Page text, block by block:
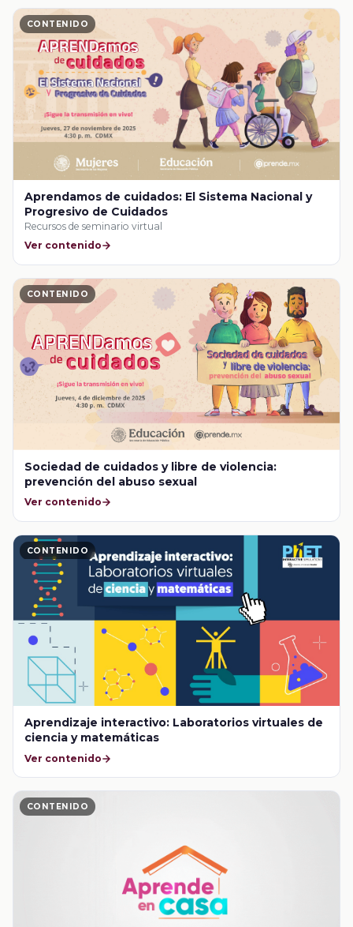
CONTENIDO
Aprendamos de cuidados: El Sistema Nacional y
Progresivo de Cuidados
Recursos de seminario virtual
Ver contenido
CONTENIDO
Sociedad de cuidados y libre de violencia:
prevención del abuso sexual
Ver contenido
CONTENIDO
Aprendizaje interactivo: Laboratorios virtuales de
ciencia y matemáticas
Ver contenido
CONTENIDO